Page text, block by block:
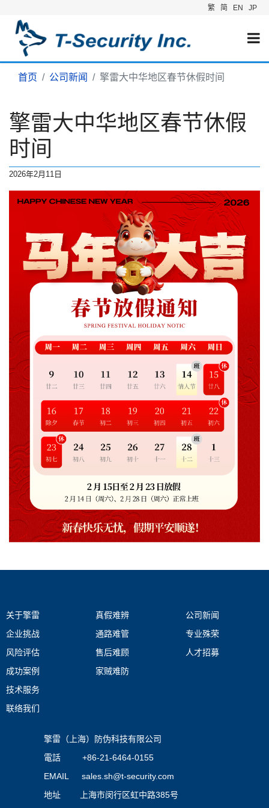
繁 简 EN JP
首页 公司新闻 擎雷大中华地区春节休假时间
擎雷大中华地区春节休假
时间
2026年2月11日
关于擎雷
企业挑战
风险评估
成功案例
技术服务
联络我们
真假难辨
通路难管
售后难顾
家贼难防
公司新闻
专业殊荣
人才招募
擎雷（上海）防伪科技有限公司
電話 +86-21-6464-0155
EMAIL sales.sh@t-security.com
地址 上海市闵行区虹中路385号